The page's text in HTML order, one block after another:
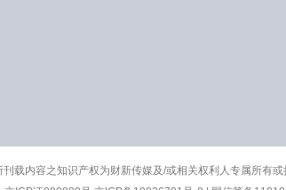
刊载内容之知识产权为财新传媒及/或相关权利人专属所有